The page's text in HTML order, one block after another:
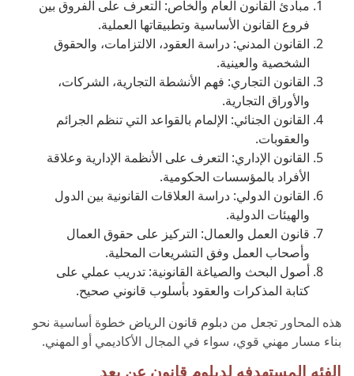
مبادئ القانون العام والخاص: التعرف على الفروق بين
فروع القانون الأساسية وتطبيقاتها العملية.
القانون المدني: دراسة العقود، الالتزامات، والحقوق
الشخصية والعينية.
القانون التجاري: فهم الأنشطة التجارية، الشركات،
والأوراق التجارية.
القانون الجنائي: الإلمام بالقواعد التي تنظم الجرائم
والعقوبات.
القانون الإداري: التعرف على الأنظمة الإدارية وعلاقة
الأفراد بالمؤسسات الحكومية.
القانون الدولي: دراسة العلاقات القانونية بين الدول
والهيئات الدولية.
قانون العمل والعمال: التركيز على حقوق العمال
وأصحاب العمل وفق التشريعات المحلية.
أصول البحث والصياغة القانونية: تدريب عملي على
كتابة المذكرات والعقود بأسلوب قانوني صحيح.
هذه المحاور تجعل من دبلوم قانون الرياض خطوة أساسية نحو
بناء مسار مهني قوي، سواء في المجال الأكاديمي أو المهني.
الفئه المستهدفه لدبلوم قانون عن بعد